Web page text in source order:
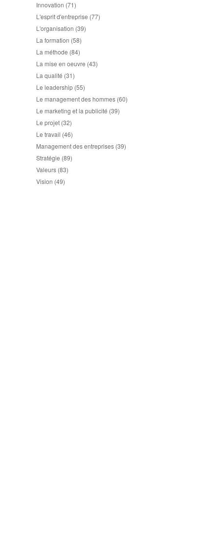
Innovation (71)
L'esprit d'entreprise (77)
L'organisation (39)
La formation (58)
La méthode (84)
La mise en oeuvre (43)
La qualité (31)
Le leadership (55)
Le management des hommes (60)
Le marketing et la publicité (39)
Le projet (32)
Le travail (46)
Management des entreprises (39)
Stratégie (89)
Valeurs (83)
Vision (49)